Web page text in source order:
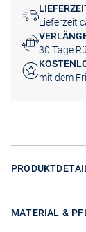
Lieferzeit
30 Tage
mit dem
MATERIAL &